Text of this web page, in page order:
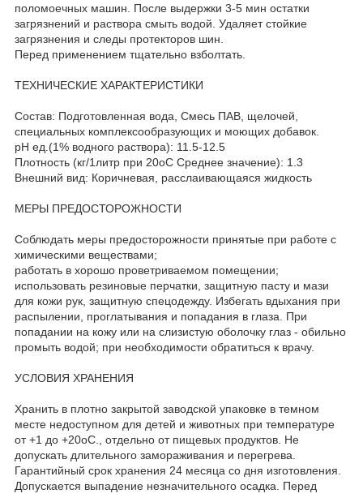
поломоечных машин. После выдержки 3-5 мин остатки
загрязнений и раствора смыть водой. Удаляет стойкие
загрязнения и следы протекторов шин.
Перед применением тщательно взболтать.
ТЕХНИЧЕСКИЕ ХАРАКТЕРИСТИКИ
Состав: Подготовленная вода, Смесь ПАВ, щелочей,
специальных комплексообразующих и моющих добавок.
рН ед.(1% водного раствора): 11.5-12.5
Плотность (кг/1литр при 20оС Среднее значение): 1.3
Внешний вид: Коричневая, расслаивающаяся жидкость
МЕРЫ ПРЕДОСТОРОЖНОСТИ
Соблюдать меры предосторожности принятые при работе с
химическими веществами;
работать в хорошо проветриваемом помещении;
использовать резиновые перчатки, защитную пасту и мази
для кожи рук, защитную спецодежду. Избегать вдыхания при
распылении, проглатывания и попадания в глаза. При
попадании на кожу или на слизистую оболочку глаз - обильно
промыть водой; при необходимости обратиться к врачу.
УСЛОВИЯ ХРАНЕНИЯ
Хранить в плотно закрытой заводской упаковке в темном
месте недоступном для детей и животных при температуре
от +1 до +20оС., отдельно от пищевых продуктов. Не
допускать длительного замораживания и перегрева.
Гарантийный срок хранения 24 месяца со дня изготовления.
Допускается выпадение незначительного осадка. Перед